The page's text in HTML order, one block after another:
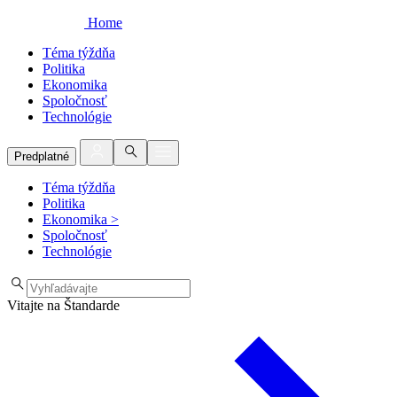
Home
Téma týždňa
Politika
Ekonomika
Spoločnosť
Technológie
Predplatné
Téma týždňa
Politika
Ekonomika >
Spoločnosť
Technológie
Vitajte na Štandarde